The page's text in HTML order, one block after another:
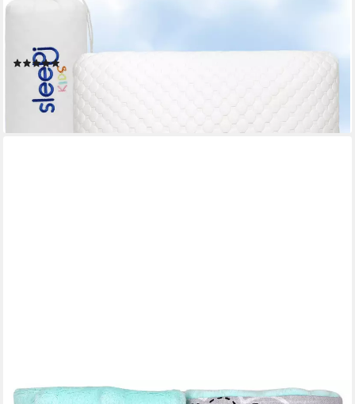
Kopfkissen Kids Cloud, Füllung: Schaumstoffwürfel, Bezug:
Tencel®, Rückenschläfer, Seitenschläfer, Kinderkopfkissen,
Höhenverstellbar, Memory Foam Würfel, Kinderkissen
64,99 € UVP
-28%
lieferbar - in 2-3 Werktagen bei dir
TUPTAM